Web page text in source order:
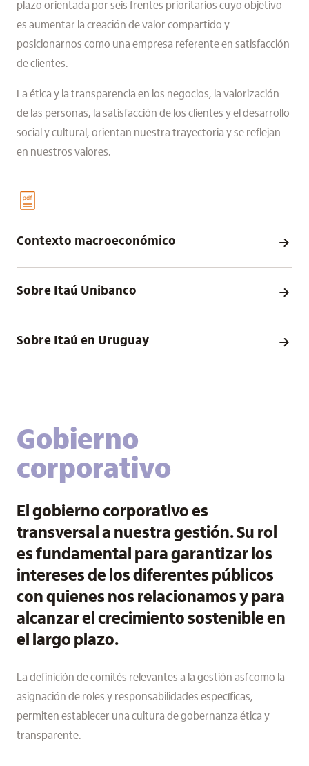
plazo orientada por seis frentes prioritarios cuyo objetivo
es aumentar la creación de valor compartido y
posicionarnos como una empresa referente en satisfacción
de clientes.
La ética y la transparencia en los negocios, la valorización
de las personas, la satisfacción de los clientes y el desarrollo
social y cultural, orientan nuestra trayectoria y se reflejan
en nuestros valores.
Contexto macroeconómico
Sobre Itaú Unibanco
Sobre Itaú en Uruguay
Gobierno
corporativo
El gobierno corporativo es
transversal a nuestra gestión. Su rol
es fundamental para garantizar los
intereses de los diferentes públicos
con quienes nos relacionamos y para
alcanzar el crecimiento sostenible en
el largo plazo.
La definición de comités relevantes a la gestión así como la
asignación de roles y responsabilidades específicas,
permiten establecer una cultura de gobernanza ética y
transparente.